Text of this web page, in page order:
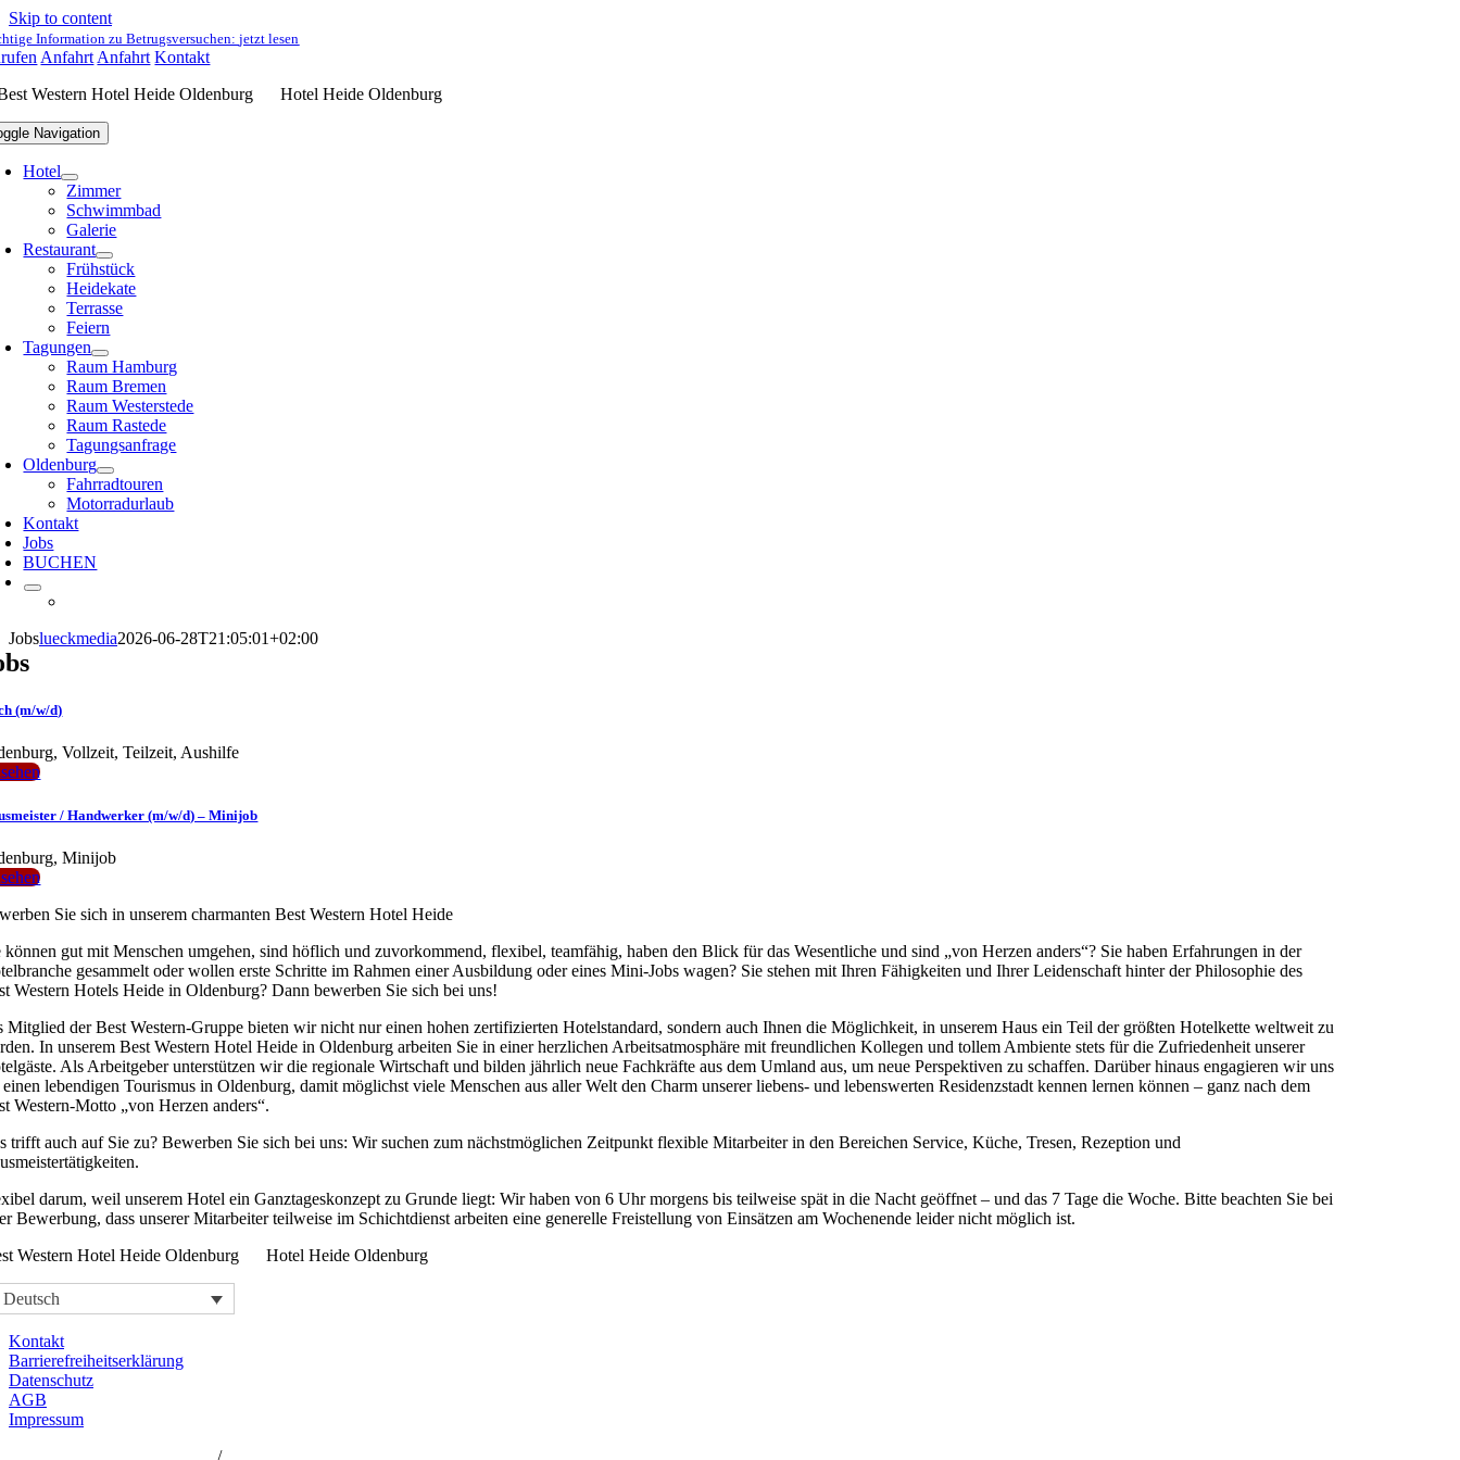
Skip to content
Information zu Betrugsversuchen:jetzt lesen
Anfahrt Anfahrt Kontakt
Hotel Heide Oldenburg
Navigation
Hotel
Zimmer
Schwimmbad
Galerie
Restaurant
Frühstück
Heidekate
Terrasse
Feiern
Tagungen
Raum Hamburg
Raum Bremen
Raum Westerstede
Raum Rastede
Tagungsanfrage
Oldenburg
Fahrradtouren
Motorradurlaub
Kontakt
Jobs
BUCHEN
Jobslueckmedia2026-06-28T21:05:01+02:00
(m/w/d)
,Vollzeit, Teilzeit, Aushilfe
/ Handwerker (m/w/d) – Minijob
,Minijob
Sie sich in unserem charmanten Best Western Hotel Heide
können gut mit Menschen umgehen, sind höflich und zuvorkommend, flexibel, teamfähig, haben den Blick für das Wesentliche und sind „von Herzen anders“? Sie haben Erfahrungen in der
gesammelt oder wollen erste Schritte im Rahmen einer Ausbildung oder eines Mini-Jobs wagen? Sie stehen mit Ihren Fähigkeiten und Ihrer Leidenschaft hinter der Philosophie des
Western Hotels Heide in Oldenburg? Dann bewerben Sie sich bei uns!
Mitglied der Best Western-Gruppe bieten wir nicht nur einen hohen zertifizierten Hotelstandard, sondern auch Ihnen die Möglichkeit, in unserem Haus ein Teil der größten Hotelkette weltweit zu
In unserem Best Western Hotel Heide in Oldenburg arbeiten Sie in einer herzlichen Arbeitsatmosphäre mit freundlichen Kollegen und tollem Ambiente stets für die Zufriedenheit unserer
Als Arbeitgeber unterstützen wir die regionale Wirtschaft und bilden jährlich neue Fachkräfte aus dem Umland aus, um neue Perspektiven zu schaffen. Darüber hinaus engagieren wir uns
lebendigen Tourismus in Oldenburg, damit möglichst viele Menschen aus aller Welt den Charm unserer liebens- und lebenswerten Residenzstadt kennen lernen können – ganz nach dem
Western-Motto „von Herzen anders“.
trifft auch auf Sie zu? Bewerben Sie sich bei uns: Wir suchen zum nächstmöglichen Zeitpunkt flexible Mitarbeiter in den Bereichen Service, Küche, Tresen, Rezeption und
darum, weil unserem Hotel ein Ganztageskonzept zu Grunde liegt: Wir haben von 6 Uhr morgens bis teilweise spät in die Nacht geöffnet – und das 7 Tage die Woche. Bitte beachten Sie bei
Bewerbung, dass unserer Mitarbeiter teilweise im Schichtdienst arbeiten eine generelle Freistellung von Einsätzen am Wochenende leider nicht möglich ist.
Hotel Heide Oldenburg
Deutsch
Kontakt
Barrierefreiheitserklärung
Datenschutz
AGB
Impressum
/